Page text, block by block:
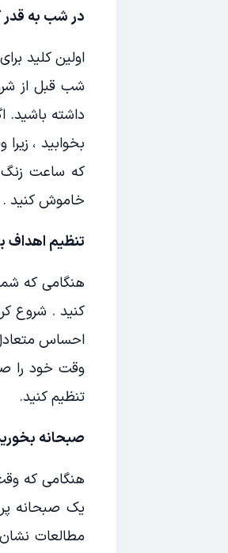
در شب به قدر
اولین کلید
بخوابید ،
که ساعت زنگ
خاموش کنید .
تنظیم اهداف
هنگامی که
کنید . شروع
احساس متعادل
وقت خود را
تنظیم کنید.
صبحانه
هنگامی که
یک صبحانه
مطالعات